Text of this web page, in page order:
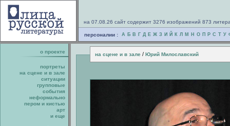
на 07.08.26 сайт содержит 3276 изображений 873
персоналии : А Б В Г Д Е Ж З И Й К Л М Н О П Р С Т У
о проекте на сцене и в зале / Юрий Милославский
портреты
на сцене и в зале
ситуации
групповые
события
неформально
пером и кистью
арт
и еще